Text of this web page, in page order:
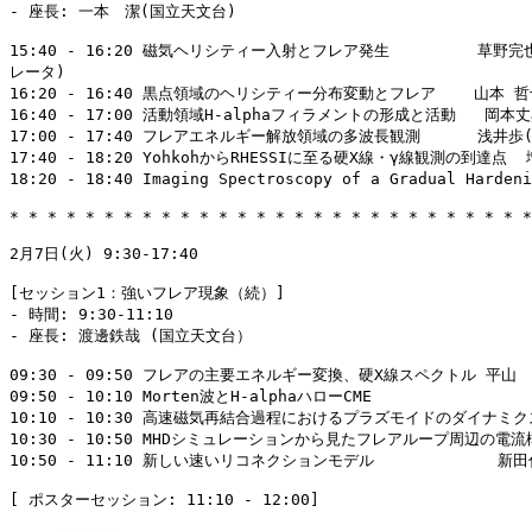
- 座長: 一本　潔(国立天文台)
15:40 - 16:20 磁気ヘリシティー入射とフレア発生　　      草野完
レータ)
16:20 - 16:40 黒点領域のヘリシティー分布変動とフレア    山本 哲
16:40 - 17:00 活動領域H-alphaフィラメントの形成と活動   岡本
17:00 - 17:40 フレアエネルギー解放領域の多波長観測      浅井歩(
17:40 - 18:20 YohkohからRHESSIに至る硬X線・γ線観測の到達点
18:20 - 18:40 Imaging Spectroscopy of a Gradual
* * * * * * * * * * * * * * * * * * * * * * * * * * *
2月7日(火) 9:30-17:40
[セッション1：強いフレア現象（続）]
- 時間: 9:30-11:10
- 座長: 渡邊鉄哉 (国立天文台）
09:30 - 09:50 フレアの主要エネルギー変換、硬X線スペクトル 平山
09:50 - 10:10 Morten波とH-alphaハローCME                 成
10:10 - 10:30 高速磁気再結合過程におけるプラズモイドのダイナミ
10:30 - 10:50 MHDシミュレーションから見たフレアループ周辺の電
10:50 - 11:10 新しい速いリコネクションモデル             新田
[ ポスターセッション: 11:10 - 12:00]